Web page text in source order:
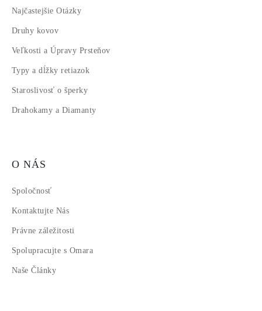
Najčastejšie Otázky
Druhy kovov
Veľkosti a Úpravy Prsteňov
Typy a dĺžky retiazok
Staroslivosť o šperky
Drahokamy a Diamanty
O NÁS
Spoločnosť
Kontaktujte Nás
Právne záležitosti
Spolupracujte s Omara
Naše Články